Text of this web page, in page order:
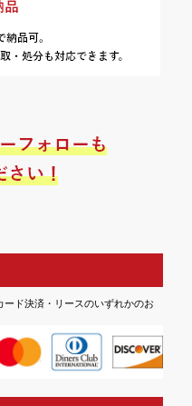
ド決済・リースのいずれかのお